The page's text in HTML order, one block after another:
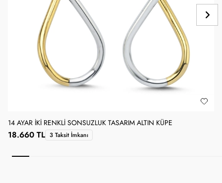
14 AYAR İKI RENKLI SONSUZLUK TASARIM ALTIN KÜPE
18.660 TL 3 Taksit İmkanı